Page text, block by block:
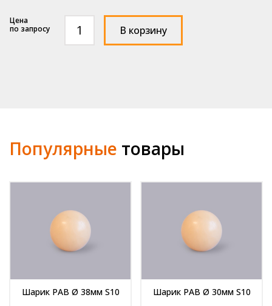
по запросу
товара
В корзину
Популярные товары
Шарик РАВ Ø 38мм S10 Шарик РАВ Ø 30мм S10